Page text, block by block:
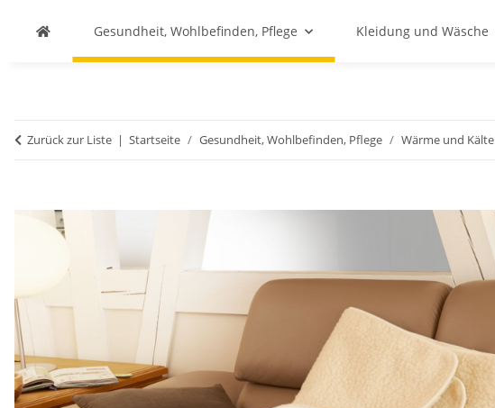
Gesundheit, Wohlbefinden, Pflege Kleidung und Wäsche
Zurück zur Liste Startseite Gesundheit, Wohlbefinden, Pflege Wärme und Kälte